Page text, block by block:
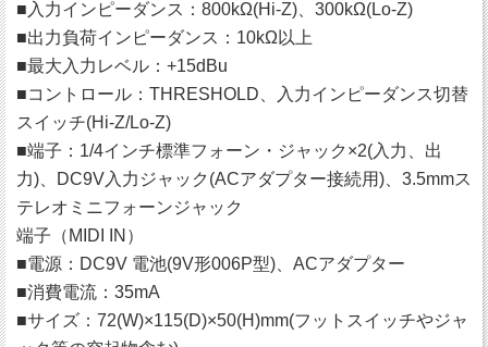
■入力インピーダンス：800kΩ(Hi-Z)、300kΩ(Lo-Z)
■出力負荷インピーダンス：10kΩ以上
■最大入力レベル：+15dBu
■コントロール：THRESHOLD、入力インピーダンス切替
スイッチ(Hi-Z/Lo-Z)
■端子：1/4インチ標準フォーン・ジャック×2(入力、出
力)、DC9V入力ジャック(ACアダプター接続用)、3.5mmス
テレオミニフォーンジャック
端子（MIDI IN）
■電源：DC9V 電池(9V形006P型)、ACアダプター
■消費電流：35mA
■サイズ：72(W)×115(D)×50(H)mm(フットスイッチやジャ